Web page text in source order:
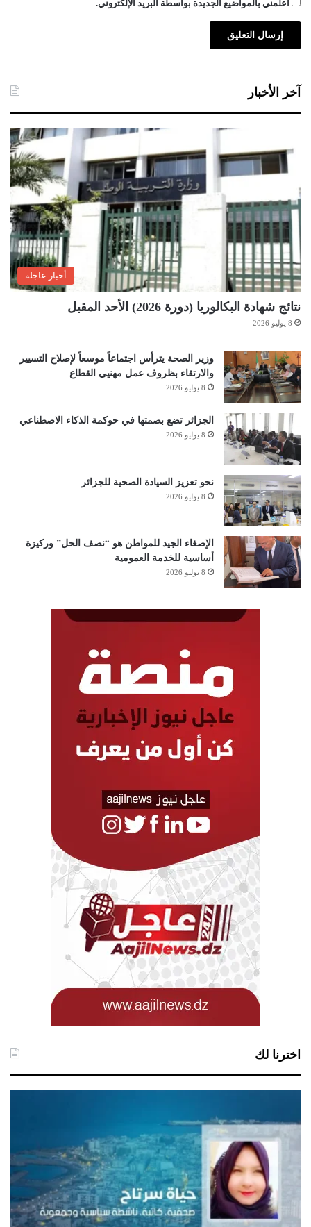
أعلمني بالمواضيع الجديدة بواسطة البريد الإلكتروني.
آخر الأخبار
أخبار عاجلة
نتائج شهادة البكالوريا (دورة 2026) الأحد المقبل
8 يوليو 2026
وزير الصحة يترأس اجتماعاً موسعاً لإصلاح التسيير
والارتقاء بظروف عمل مهنيي القطاع
8 يوليو 2026
الجزائر تضع بصمتها في حوكمة الذكاء الاصطناعي
8 يوليو 2026
نحو تعزيز السيادة الصحية للجزائر
8 يوليو 2026
الإصغاء الجيد للمواطن هو “نصف الحل” وركيزة
أساسية للخدمة العمومية
8 يوليو 2026
اخترنا لك